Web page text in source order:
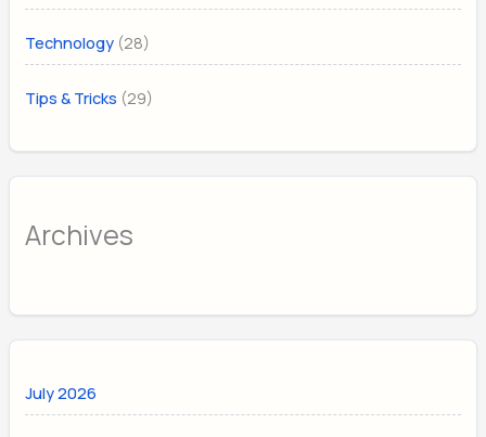
Technology (28)
Tips & Tricks (29)
Archives
July 2026